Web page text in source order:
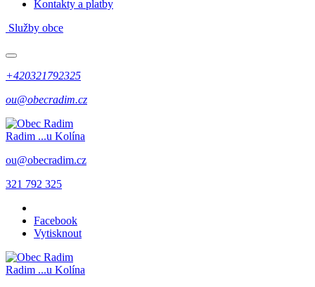
Kontakty a platby
Služby obce
+420321792325
ou@obecradim.cz
Radim ...u Kolína
ou@obecradim.cz
321 792 325
Facebook
Vytisknout
Radim ...u Kolína